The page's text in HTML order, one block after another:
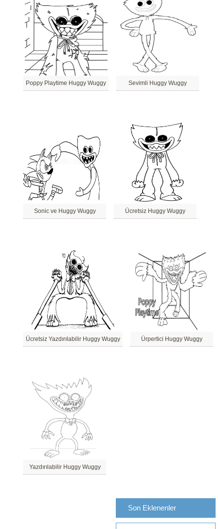
Poppy Playtime Huggy Wuggy Sevimli Huggy Wuggy
Sonic ve Huggy Wuggy Ücretsiz Huggy Wuggy
Ücretsiz Yazdırılabilir Huggy Wuggy Ürpertici Huggy Wuggy
Yazdırılabilir Huggy Wuggy
Son Eklenenler